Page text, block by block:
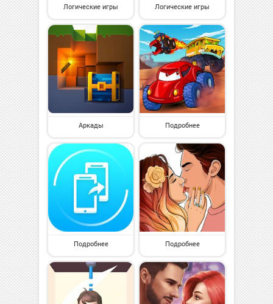
Логические игры Логические игры
Аркады Подробнее
Подробнее Подробнее